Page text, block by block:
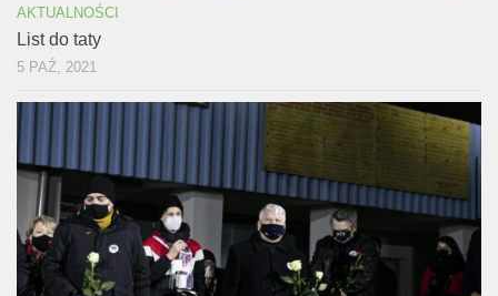
AKTUALNOŚCI
List do taty
5 PAŹ, 2021